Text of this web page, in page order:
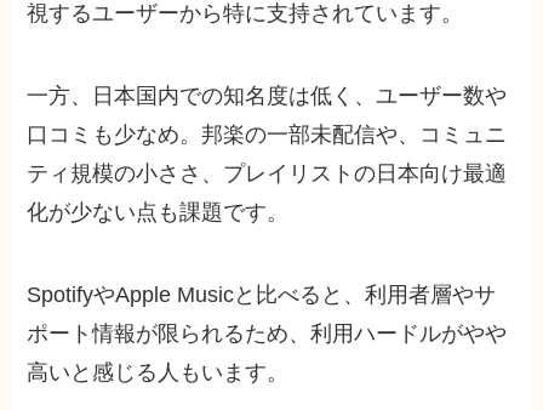
視するユーザーから特に支持されています。
一方、日本国内での知名度は低く、ユーザー数や
口コミも少なめ。邦楽の一部未配信や、コミュニ
ティ規模の小ささ、プレイリストの日本向け最適
化が少ない点も課題です。
SpotifyやApple Musicと比べると、利用者層やサ
ポート情報が限られるため、利用ハードルがやや
高いと感じる人もいます。